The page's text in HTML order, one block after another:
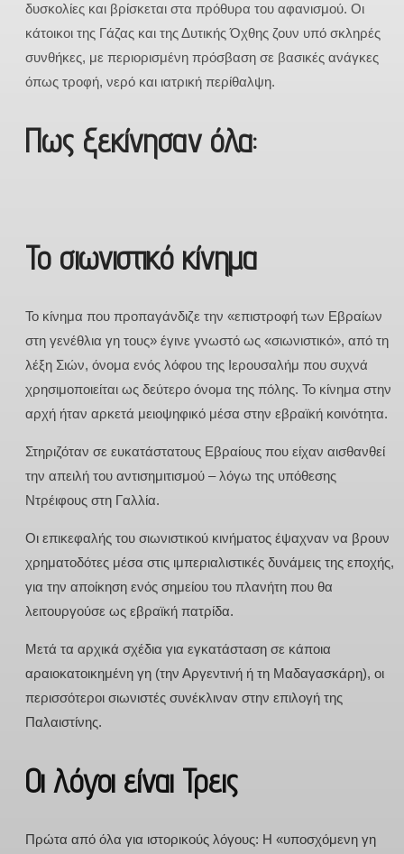
δυσκολίες και βρίσκεται στα πρόθυρα του αφανισμού. Οι
κάτοικοι της Γάζας και της Δυτικής Όχθης ζουν υπό σκληρές
συνθήκες, με περιορισμένη πρόσβαση σε βασικές ανάγκες
όπως τροφή, νερό και ιατρική περίθαλψη.
Πως ξεκίνησαν όλα:
Το σιωνιστικό κίνημα
Το κίνημα που προπαγάνδιζε την «επιστροφή των Εβραίων
στη γενέθλια γη τους» έγινε γνωστό ως «σιωνιστικό», από τη
λέξη Σιών, όνομα ενός λόφου της Ιερουσαλήμ που συχνά
χρησιμοποιείται ως δεύτερο όνομα της πόλης. Το κίνημα στην
αρχή ήταν αρκετά μειοψηφικό μέσα στην εβραϊκή κοινότητα.
Στηριζόταν σε ευκατάστατους Εβραίους που είχαν αισθανθεί
την απειλή του αντισημιτισμού – λόγω της υπόθεσης
Ντρέιφους στη Γαλλία.
Οι επικεφαλής του σιωνιστικού κινήματος έψαχναν να βρουν
χρηματοδότες μέσα στις ιμπεριαλιστικές δυνάμεις της εποχής,
για την αποίκηση ενός σημείου του πλανήτη που θα
λειτουργούσε ως εβραϊκή πατρίδα.
Μετά τα αρχικά σχέδια για εγκατάσταση σε κάποια
αραιοκατοικημένη γη (την Αργεντινή ή τη Μαδαγασκάρη), οι
περισσότεροι σιωνιστές συνέκλιναν στην επιλογή της
Παλαιστίνης.
Οι λόγοι είναι Τρεις
Πρώτα από όλα για ιστορικούς λόγους: Η «υποσχόμενη γη